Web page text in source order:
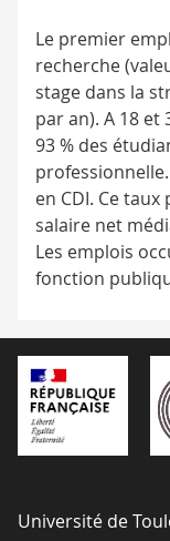
Le premier
recherche
stage dans la
par an). A 18
93 % des
en CDI. Ce
salaire net
Les emplois
fonction
Université de